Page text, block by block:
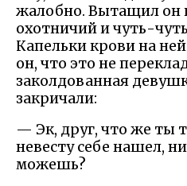
жалобно. Вытащил он
охотничий и чуть-
Капельки крови на
он, что это не
заколдованная
закричали:
— Эк, друг, что же ты
невесту себе нашел,
можешь?